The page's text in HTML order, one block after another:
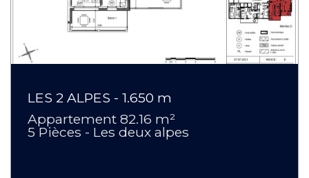
LES 2 ALPES - 1.650 m
Appartement 82.16 m²
5 Pièces - Les deux alpes